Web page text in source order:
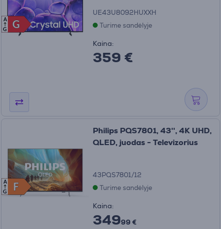
G
G
A
G
UE43U8092HUXXH
Turime sandėlyje
Kaina:
359 €
F
F
A
G
Philips PQS7801, 43'', 4K UHD,
QLED, juodas - Televizorius
43PQS7801/12
Turime sandėlyje
Kaina:
34999 €